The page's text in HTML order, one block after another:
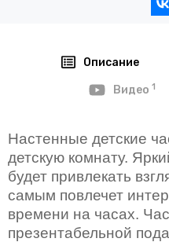
Описание
Видео 1
Настенные детские
детскую комнату.
будет привлекать
самым повлечет
времени на часах.
презентабельной